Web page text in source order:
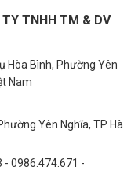
cao và ít cần bảo trì.
của đèn LED
(dimmer) tương
điều chỉnh độ sáng
TNHH TM & DV
Hòa Bình, Phường Yên
Nam
Yên Nghĩa, TP Hà
- 0986.474.671 -